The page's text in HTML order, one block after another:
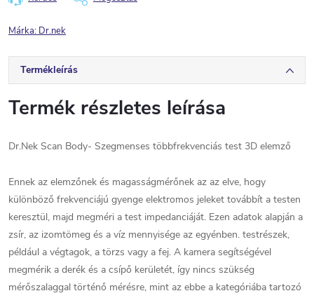
Márka: Dr.nek
Termékleírás
Termék részletes leírása
Dr.Nek Scan Body- Szegmenses többfrekvenciás test 3D elemző
Ennek az elemzőnek és magasságmérőnek az az elve, hogy
különböző frekvenciájú gyenge elektromos jeleket továbbít a testen
keresztül, majd megméri a test impedanciáját. Ezen adatok alapján a
zsír, az izomtömeg és a víz mennyisége az egyénben. testrészek,
például a végtagok, a törzs vagy a fej. A kamera segítségével
megmérik a derék és a csípő kerületét, így nincs szükség
mérőszalaggal történő mérésre, mint az ebbe a kategóriába tartozó